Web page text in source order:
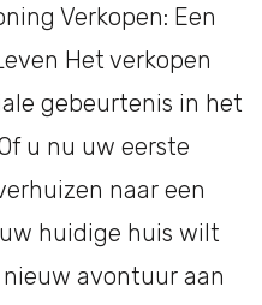
Verkopen: Een
Het verkopen
gebeurtenis in het
u nu uw eerste
naar een
huidige huis wilt
avontuur aan